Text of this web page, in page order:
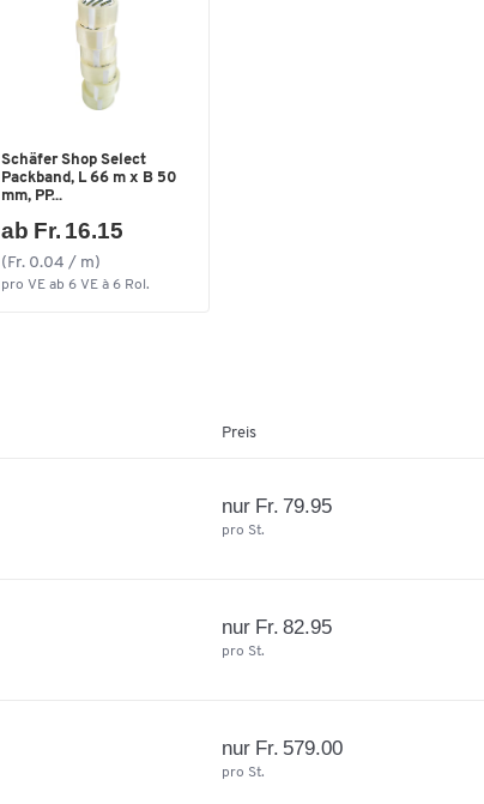
Farbe
Masse
Schäfer Shop Select
Packband, L 66 m x B 50
mm, PP...
ab Fr. 16.15
(Fr. 0.04 / m)
pro VE ab 6 VE à 6 Rol.
Preis
nur Fr. 79.95
pro St.
nur Fr. 82.95
pro St.
nur Fr. 579.00
pro St.